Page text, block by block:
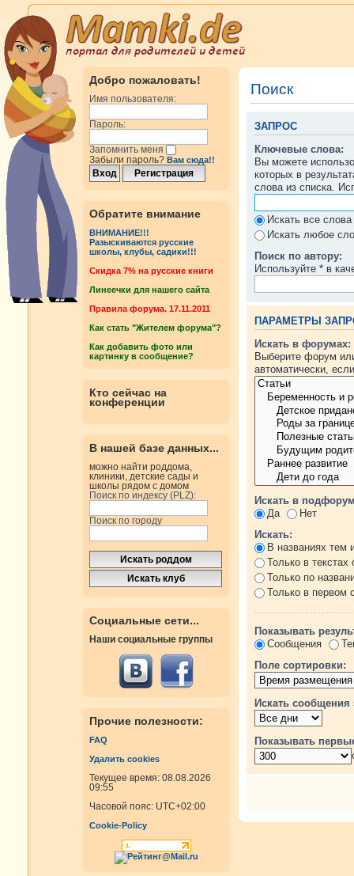
Добро пожаловать!
Имя пользователя:
Пароль:
Запомнить меня
Забыли пароль? Вам сюда!!
Обратите внимание
ВНИМАНИЕ!!!
Разыскиваются русские
школы, клубы, садики!!!
Cкидка 7% на русские книги
Линеечки для нашего сайта
Правила форума. 17.11.2011
Как стать "Жителем форума"?
Как добавить фото или
картинку в сообщение?
Кто сейчас на
конференции
В нашей базе данных...
можно найти роддома,
клиники, детские сады и
школы рядом с домом
Поиск по индексу (PLZ):
Поиск по городу
Социальные сети...
Наши социальные группы
Прочие полезности:
FAQ
Удалить cookies
Текущее время: 08.08.2026
09:55
Часовой пояс: UTC+02:00
Cookie-Policy
Поиск
ЗАПРОС
Ключевые слова:
Вы можете
которых в
слова из списка.
Искать все слова
Искать любое
Поиск по автору:
Используйте * в
ПАРАМЕТРЫ
Искать в форумах:
Выберите форум
автоматически,
Искать в
Да
Нет
Искать:
В названиях тем
Только в
Только по
Только в первом
Показывать
Сообщения
Поле сортировки:
Искать сообщения
Показывать